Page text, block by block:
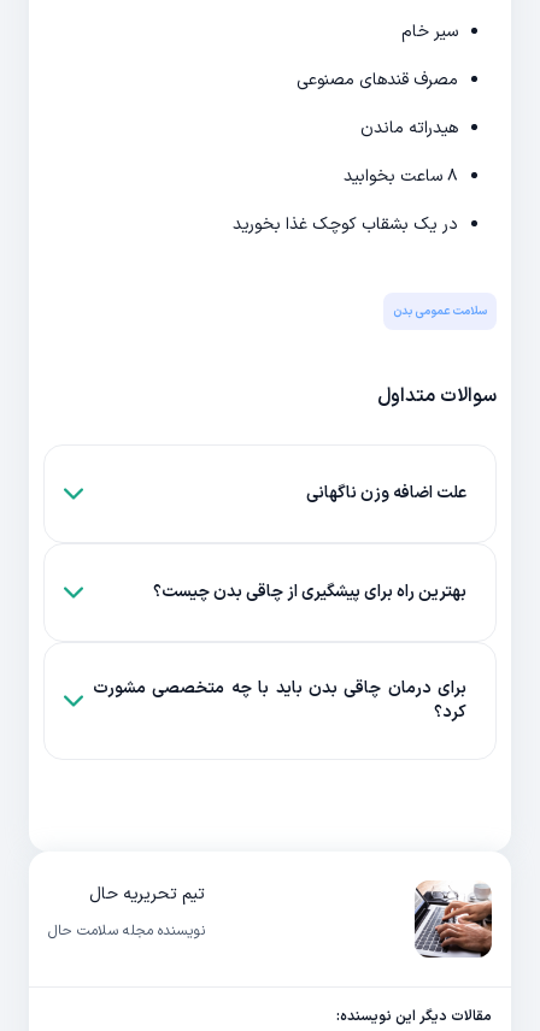
سیر خام
مصرف قندهای مصنوعی
هیدراته ماندن
۸ ساعت بخوابید
در یک بشقاب کوچک غذا بخورید
سلامت عمومی بدن
سوالات متداول
علت اضافه وزن ناگهانی
بهترین راه برای پیشگیری از چاقی بدن چیست؟
برای درمان چاقی بدن باید با چه متخصصی مشورت
کرد؟
تیم تحریریه حال
نویسنده مجله سلامت حال
مقالات دیگر این نویسنده: